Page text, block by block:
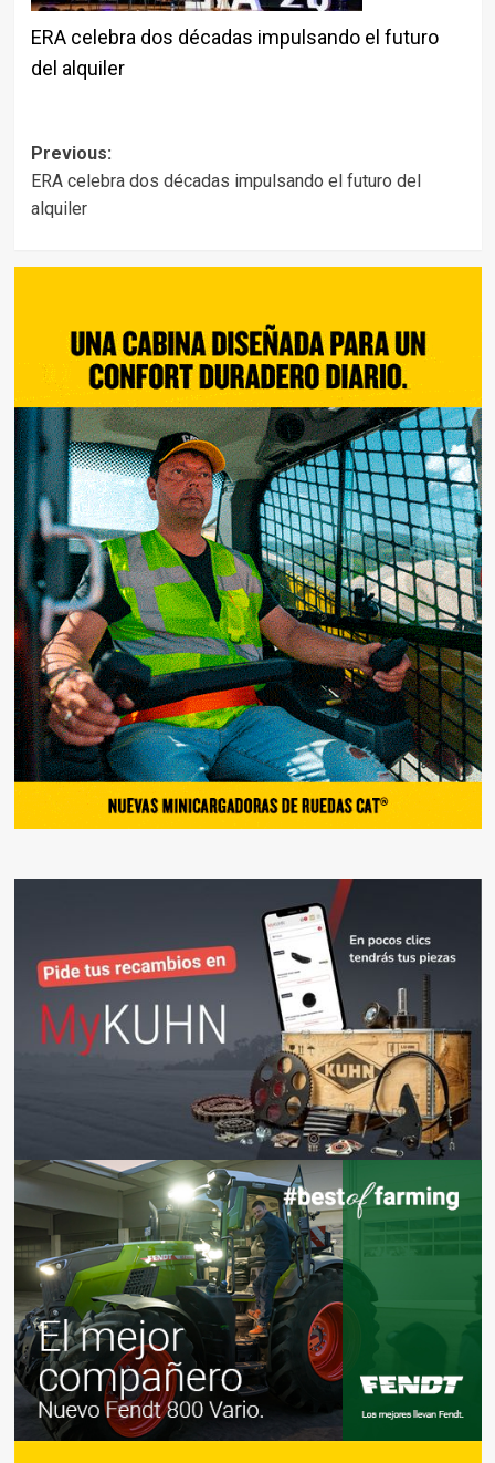
ERA celebra dos décadas impulsando el futuro
del alquiler
Post
navigation
Previous:
ERA celebra dos décadas impulsando el futuro del
alquiler